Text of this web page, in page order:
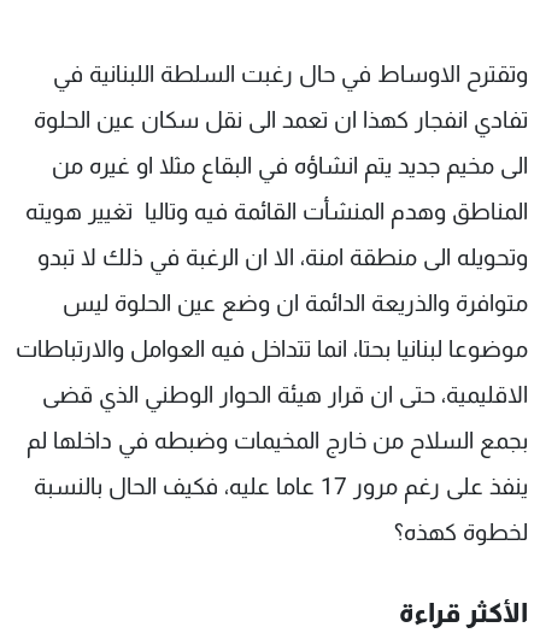
وتقترح الاوساط في حال رغبت السلطة اللبنانية في
تفادي انفجار كهذا ان تعمد الى نقل سكان عين الحلوة
الى مخيم جديد يتم انشاؤه في البقاع مثلا او غيره من
المناطق وهدم المنشأت القائمة فيه وتاليا تغيير هويته
وتحويله الى منطقة امنة، الا ان الرغبة في ذلك لا تبدو
متوافرة والذريعة الدائمة ان وضع عين الحلوة ليس
موضوعا لبنانيا بحتا، انما تتداخل فيه العوامل والارتباطات
الاقليمية، حتى ان قرار هيئة الحوار الوطني الذي قضى
بجمع السلاح من خارج المخيمات وضبطه في داخلها لم
ينفذ على رغم مرور 17 عاما عليه، فكيف الحال بالنسبة
لخطوة كهذه؟
الأكثر قراءة